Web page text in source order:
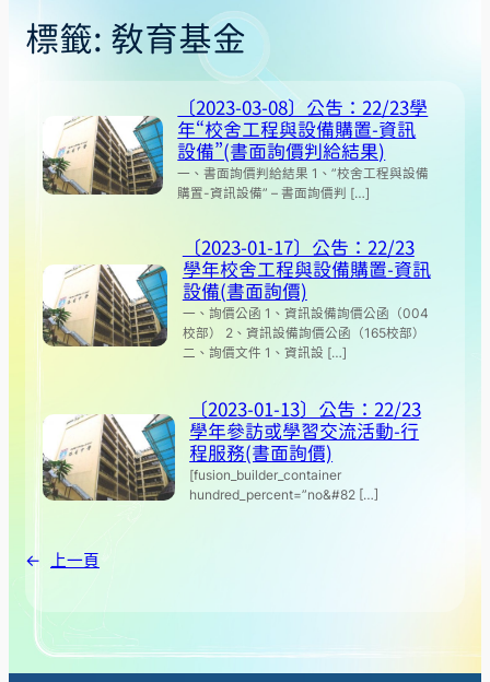
標籤: 教育基金
〔2023-03-08〕公告：22/23學
年“校舍工程與設備購置-資訊
設備”(書面詢價判給結果)
一、書面詢價判給結果 1、”校舍工程與設備
購置-資訊設備” – 書面詢價判 […]
〔2023-01-17〕公告：22/23
學年校舍工程與設備購置-資訊
設備(書面詢價)
一、詢價公函 1、資訊設備詢價公函（004
校部） 2、資訊設備詢價公函（165校部）
二、詢價文件 1、資訊設 […]
〔2023-01-13〕公告：22/23
學年參訪或學習交流活動-行
程服務(書面詢價)
[fusion_builder_container
hundred_percent=”no&#82 […]
← 上一頁